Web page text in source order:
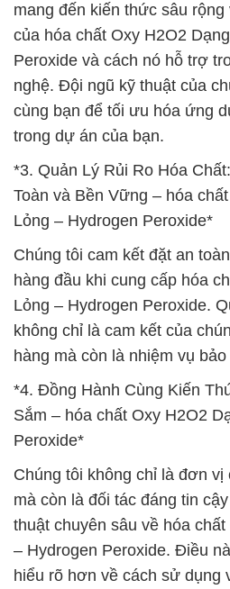
mang đến kiến thức sâu
của hóa chất Oxy H2O2
Peroxide và cách nó hỗ trợ
nghệ. Đội ngũ kỹ thuật của
cùng bạn để tối ưu hóa ứng
trong dự án của bạn.
*3. Quản Lý Rủi Ro Hóa
Toàn và Bền Vững – hóa
Lỏng – Hydrogen Peroxide*
Chúng tôi cam kết đặt an
hàng đầu khi cung cấp hóa
Lỏng – Hydrogen Peroxide.
không chỉ là cam kết của
hàng mà còn là nhiệm vụ
*4. Đồng Hành Cùng Kiến
Sắm – hóa chất Oxy H2O2
Peroxide*
Chúng tôi không chỉ là đơn vị
mà còn là đối tác đáng tin
thuật chuyên sâu về hóa
– Hydrogen Peroxide. Điều
hiểu rõ hơn về cách sử dụng